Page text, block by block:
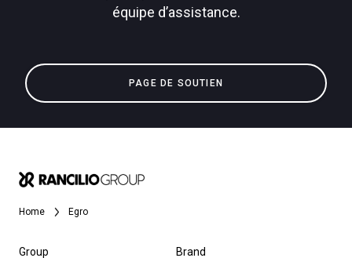
équipe d’assistance.
PAGE DE SOUTIEN
Home Egro
Group
Brand